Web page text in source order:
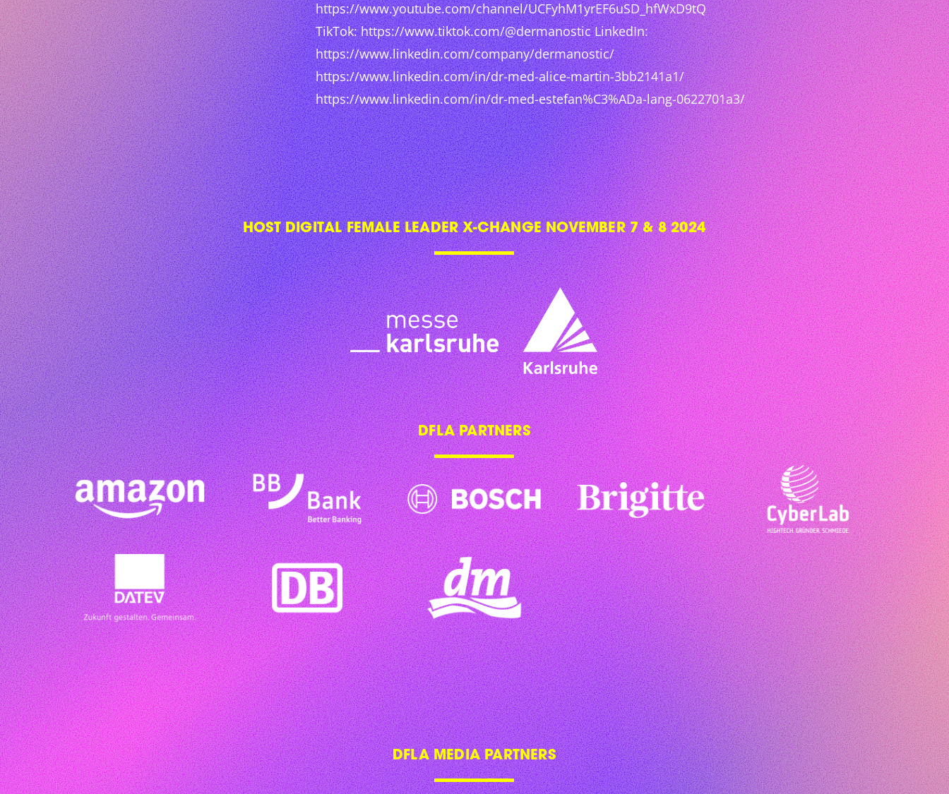
https://www.youtube.com/channel/UCFyhM1yrEF6uSD_hfWxD9tQ
TikTok: https://www.tiktok.com/@dermanostic LinkedIn:
https://www.linkedin.com/company/dermanostic/
https://www.linkedin.com/in/dr-med-alice-martin-3bb2141a1/
https://www.linkedin.com/in/dr-med-estefan%C3%ADa-lang-0622701a3/
HOST DIGITAL FEMALE LEADER X-CHANGE NOVEMBER 7 & 8 2024
DFLA PARTNERS
DFLA MEDIA PARTNERS